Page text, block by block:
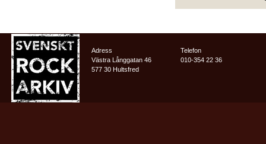
Adress
Västra Långgatan 46
577 30 Hultsfred
Telefon
010-354 22 36